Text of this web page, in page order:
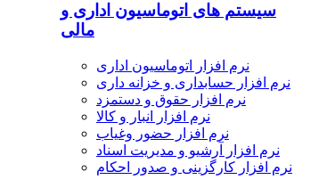
سیستم های اتوماسیون اداری و
مالی
نرم افزار اتوماسیون اداری
نرم افزار حسابداری و خزانه داری
نرم افزار حقوق و دستمزد
نرم افزار انبار و کالا
نرم افزار حضور وغیاب
نرم افزار آرشیو و مدیریت اسناد
نرم افزار کارگزینی و صدور احکام